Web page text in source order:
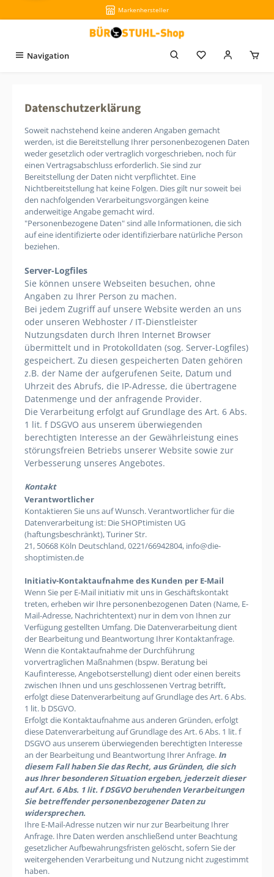
Zum Hauptinhalt springen Markenhersteller
Navigation Du hast 0
Datenschutzerklärung
Soweit nachstehend keine anderen Angaben gemacht
werden, ist die Bereitstellung Ihrer personenbezogenen Daten
weder gesetzlich oder vertraglich vorgeschrieben, noch für
einen Vertragsabschluss erforderlich. Sie sind zur
Bereitstellung der Daten nicht verpflichtet. Eine
Nichtbereitstellung hat keine Folgen. Dies gilt nur soweit bei
den nachfolgenden Verarbeitungsvorgängen keine
anderweitige Angabe gemacht wird.
"Personenbezogene Daten" sind alle Informationen, die sich
auf eine identifizierte oder identifizierbare natürliche Person
beziehen.
Server-Logfiles
Sie können unsere Webseiten besuchen, ohne
Angaben zu Ihrer Person zu machen.
Bei jedem Zugriff auf unsere Website werden an uns
oder unseren Webhoster / IT-Dienstleister
Nutzungsdaten durch Ihren Internet Browser
übermittelt und in Protokolldaten (sog. Server-Logfiles)
gespeichert. Zu diesen gespeicherten Daten gehören
z.B. der Name der aufgerufenen Seite, Datum und
Uhrzeit des Abrufs, die IP-Adresse, die übertragene
Datenmenge und der anfragende Provider.
Die Verarbeitung erfolgt auf Grundlage des Art. 6 Abs.
1 lit. f DSGVO aus unserem überwiegenden
berechtigten Interesse an der Gewährleistung eines
störungsfreien Betriebs unserer Website sowie zur
Verbesserung unseres Angebotes.
Kontakt
Verantwortlicher
Kontaktieren Sie uns auf Wunsch. Verantwortlicher für die
Datenverarbeitung ist: Die SHOPtimisten UG
(haftungsbeschränkt),Turiner Str.
21, 50668 Köln Deutschland,0221/66942804, info@die-
shoptimisten.de
Initiativ-Kontaktaufnahme des Kunden per E-Mail
Wenn Sie per E-Mail initiativ mit uns in Geschäftskontakt
treten, erheben wir Ihre personenbezogenen Daten (Name, E-
Mail-Adresse, Nachrichtentext) nur in dem von Ihnen zur
Verfügung gestellten Umfang. Die Datenverarbeitung dient
der Bearbeitung und Beantwortung Ihrer Kontaktanfrage.
Wenn die Kontaktaufnahme der Durchführung
vorvertraglichen Maßnahmen (bspw. Beratung bei
Kaufinteresse, Angebotserstellung) dient oder einen bereits
zwischen Ihnen und uns geschlossenen Vertrag betrifft,
erfolgt diese Datenverarbeitung auf Grundlage des Art. 6 Abs.
1 lit. b DSGVO.
Erfolgt die Kontaktaufnahme aus anderen Gründen, erfolgt
diese Datenverarbeitung auf Grundlage des Art. 6 Abs. 1 lit. f
DSGVO aus unserem überwiegenden berechtigten Interesse
an der Bearbeitung und Beantwortung Ihrer Anfrage. In
diesem Fall haben Sie das Recht, aus Gründen, die sich
aus Ihrer besonderen Situation ergeben, jederzeit dieser
auf Art. 6 Abs. 1 lit. f DSGVO beruhenden Verarbeitungen
Sie betreffender personenbezogener Daten zu
widersprechen.
Ihre E-Mail-Adresse nutzen wir nur zur Bearbeitung Ihrer
Anfrage. Ihre Daten werden anschließend unter Beachtung
gesetzlicher Aufbewahrungsfristen gelöscht, sofern Sie der
weitergehenden Verarbeitung und Nutzung nicht zugestimmt
haben.